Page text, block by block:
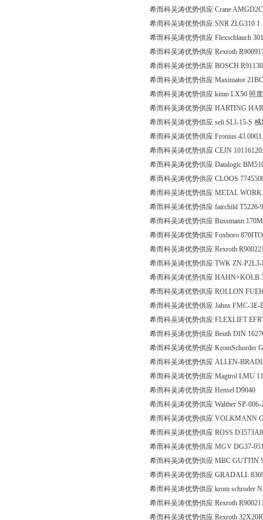
希而科吴涛优势供应 Crane
希而科吴涛优势供应 SNR ZLG310 1
希而科吴涛优势供应 Flexschlauch
希而科吴涛优势供应 Rexroth
希而科吴涛优势供应 BOSCH
希而科吴涛优势供应 Maximator
希而科吴涛优势供应 kimo LX50 照
希而科吴涛优势供应 HARTING
希而科吴涛优势供应 seli SLI-15-S
希而科吴涛优势供应 Fronius
希而科吴涛优势供应 CEJN
希而科吴涛优势供应 Datalogic
希而科吴涛优势供应 CLOOS
希而科吴涛优势供应 METAL WORK
希而科吴涛优势供应 fairchild T5226-
希而科吴涛优势供应 Bussmann
希而科吴涛优势供应 Foxboro
希而科吴涛优势供应 Rexroth
希而科吴涛优势供应 TWK ZN-
希而科吴涛优势供应 HAHN+KOLB
希而科吴涛优势供应 ROLLON
希而科吴涛优势供应 Jahns FMC-3E-
希而科吴涛优势供应 FLEXLIFT
希而科吴涛优势供应 Beuth DIN
希而科吴涛优势供应 KromSchorder
希而科吴涛优势供应 ALLEN-
希而科吴涛优势供应 Magtrol LMU
希而科吴涛优势供应 Hensel D9040
希而科吴涛优势供应 Walther SP-
希而科吴涛优势供应 VOLKMANN
希而科吴涛优势供应 ROSS
希而科吴涛优势供应 MGV DG37-
希而科吴涛优势供应 MBC GUTTIN
希而科吴涛优势供应 GRADALL
希而科吴涛优势供应 krom schroder
希而科吴涛优势供应 Rexroth
希而科吴涛优势供应 Rexroth